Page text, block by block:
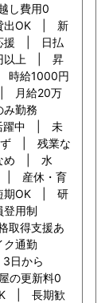
費用0
出OK | 新
援 | 日払
以上 | 昇
給1000円
月給20万
勤務
躍中 | 未
ず | 残業な
め | 水
| 産休・育
期OK | 研
用制
得支援あ
通勤
から
更新料0
| 長期歓